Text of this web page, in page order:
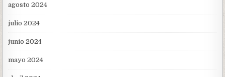
agosto 2024
julio 2024
junio 2024
mayo 2024